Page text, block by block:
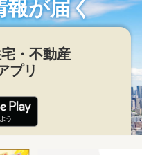
報が届く
・不動産
プリ